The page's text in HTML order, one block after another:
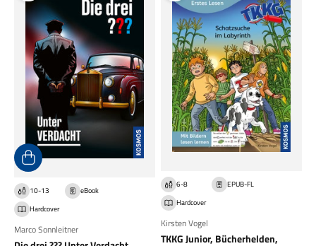
10-13
eBook
Hardcover
Marco Sonnleitner
6-8
EPUB-FL
Hardcover
Kirsten Vogel
TKKG Junior, Bücherhelden,